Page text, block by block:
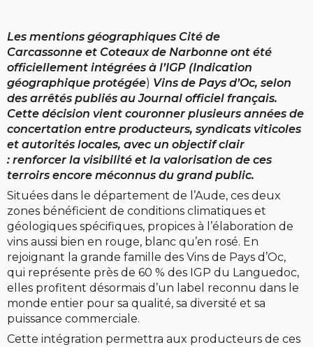
Les mentions géographiques Cité de
Carcassonne et Coteaux de Narbonne ont été
officiellement intégrées à l’IGP (Indication
géographique protégée) Vins de Pays d’Oc, selon
des arrêtés publiés au Journal officiel français.
Cette décision vient couronner plusieurs années de
concertation entre producteurs, syndicats viticoles
et autorités locales, avec un objectif clair
: renforcer la visibilité et la valorisation de ces
terroirs encore méconnus du grand public.
Situées dans le département de l’Aude, ces deux
zones bénéficient de conditions climatiques et
géologiques spécifiques, propices à l’élaboration de
vins aussi bien en rouge, blanc qu’en rosé. En
rejoignant la grande famille des Vins de Pays d’Oc,
qui représente près de 60 % des IGP du Languedoc,
elles profitent désormais d’un label reconnu dans le
monde entier pour sa qualité, sa diversité et sa
puissance commerciale.
Cette intégration permettra aux producteurs de ces